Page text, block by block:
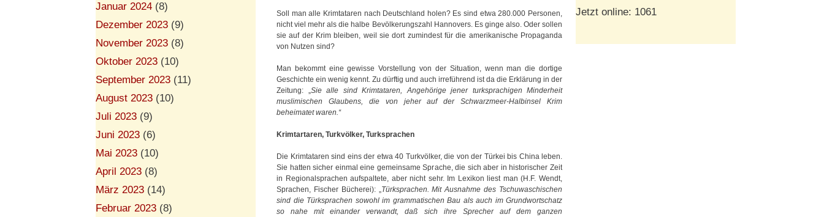
Soll man alle Krimtataren nach Deutschland holen? Es sind etwa 280.000 Personen,
nicht viel mehr als die halbe Bevölkerungszahl Hannovers. Es ginge also. Oder sollen
sie auf der Krim bleiben, weil sie dort zumindest für die amerikanische Propaganda
von Nutzen sind?
Man bekommt eine gewisse Vorstellung von der Situation, wenn man die dortige
Geschichte ein wenig kennt. Zu dürftig und auch irreführend ist da die Erklärung in der
Zeitung: „Sie alle sind Krimtataren, Angehörige jener turksprachigen Minderheit
muslimischen Glaubens, die von jeher auf der Schwarzmeer-Halbinsel Krim
beheimatet waren.“
Krimtartaren, Turkvölker, Turksprachen
Die Krimtataren sind eins der etwa 40 Turkvölker, die von der Türkei bis China leben.
Sie hatten sicher einmal eine gemeinsame Sprache, die sich aber in historischer Zeit
in Regionalsprachen aufspaltete, aber nicht sehr. Im Lexikon liest man (H.F. Wendt,
Sprachen, Fischer Bücherei): „Türksprachen. Mit Ausnahme des Tschuwaschischen
sind die Türksprachen sowohl im grammatischen Bau als auch im Grundwortschatz
so nahe mit einander verwandt, daß sich ihre Sprecher auf dem ganzen
Januar 2024 (8)
Dezember 2023 (9)
November 2023 (8)
Oktober 2023 (10)
September 2023 (11)
August 2023 (10)
Juli 2023 (9)
Juni 2023 (6)
Mai 2023 (10)
April 2023 (8)
März 2023 (14)
Februar 2023 (8)
Jetzt online: 1061